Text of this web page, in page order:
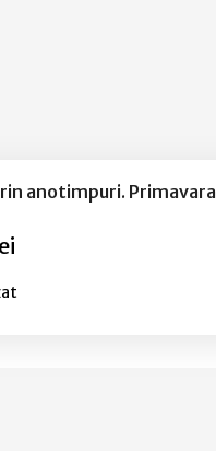
anotimpuri. Primavara